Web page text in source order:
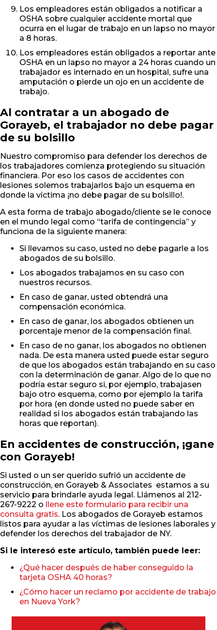
Los empleadores están obligados a notificar a
OSHA sobre cualquier accidente mortal que
ocurra en el lugar de trabajo en un lapso no mayor
a 8 horas.
Los empleadores están obligados a reportar ante
OSHA en un lapso no mayor a 24 horas cuando un
trabajador es internado en un hospital, sufre una
amputación o pierde un ojo en un accidente de
trabajo.
Al contratar a un abogado de
Gorayeb, el trabajador no debe pagar
de su bolsillo
Nuestro compromiso para defender los derechos de
los trabajadores comienza protegiendo su situación
financiera. Por eso los casos de accidentes con
lesiones solemos trabajarlos bajo un esquema en
donde la víctima ¡no debe pagar de su bolsillo!.
A esta forma de trabajo abogado/cliente se le conoce
en el mundo legal como “tarifa de contingencia” y
funciona de la siguiente manera:
Si llevamos su caso, usted no debe pagarle a los
abogados de su bolsillo.
Los abogados trabajamos en su caso con
nuestros recursos.
En caso de ganar, usted obtendrá una
compensación económica.
En caso de ganar, los abogados obtienen un
porcentaje menor de la compensación final.
En caso de no ganar, los abogados no obtienen
nada. De esta manera usted puede estar seguro
de que los abogados están trabajando en su caso
con la determinación de ganar. Algo de lo que no
podría estar seguro si, por ejemplo, trabajasen
bajo otro esquema, como por ejemplo la tarifa
por hora (en donde usted no puede saber en
realidad si los abogados están trabajando las
horas que reportan).
En accidentes de construcción, ¡gane
con Gorayeb!
Si usted o un ser querido sufrió un accidente de
construcción, en Gorayeb & Associates estamos a su
servicio para brindarle ayuda legal. Llámenos al 212-
267-9222 o
llene este formulario para recibir una
consulta gratis. Los abogados de Gorayeb estamos
listos para ayudar a las víctimas de lesiones laborales y
defender los derechos del trabajador de NY.
Si le interesó este artículo, también puede leer:
¿Qué hacer después de haber conseguido la
tarjeta OSHA 40 horas?
¿Cómo hacer un reclamo por accidente de trabajo
en Nueva York?